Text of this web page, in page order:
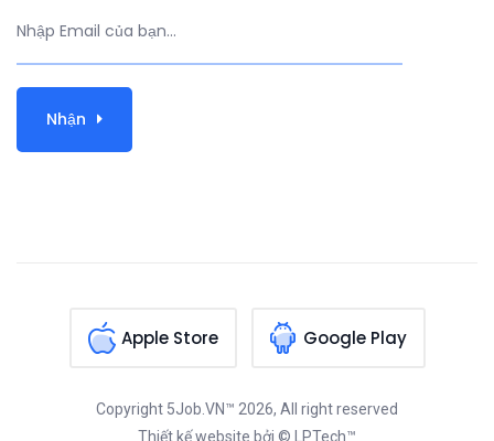
Nhận
Apple Store Google Play
Copyright 5Job.VN™ 2026, All right reserved
Thiết kế website bởi © LPTech™